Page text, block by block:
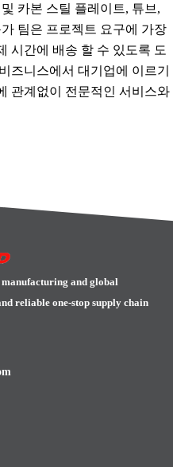
카본 스틸 플레이트, 튜브,
팀은 프로젝트 요구에 가장
시간에 배송 할 수 있도록 도
즈니스에서 대기업에 이르기
관계없이 전문적인 서비스와
and global
reliable one-stop supply chain